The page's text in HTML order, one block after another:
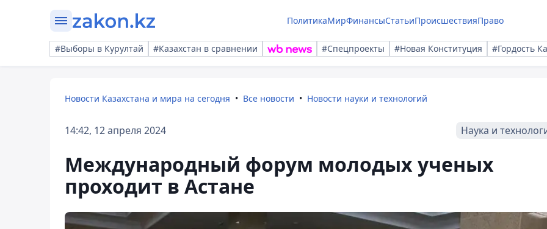
ПолитикаМирФинансыСтатьиПроисшествияПраво
#Выборы в Курултай #Казахстан в сравнении #Спецпроекты #Новая Конституция #Гордость
Новости Казахстана и мира на сегодня Все новости Новости науки и технологий
14:42, 12 апреля 2024 Наука и
Международный форум молодых ученых
проходит в Астане